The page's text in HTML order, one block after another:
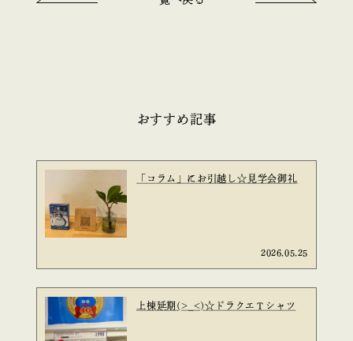
おすすめ記事
「コラム」にお引越し☆見学会御礼
2026.05.25
上棟延期(>_<)☆ドラクエＴシャツ